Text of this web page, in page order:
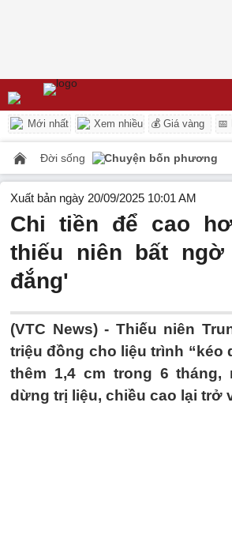
Mới nhất Xem nhiều 💰 Giá vàng 📅
Đời sống Chuyện bốn phương
Xuất bản ngày 20/09/2025 10:01 AM
Chi tiền để cao
thiếu niên bất ngờ
đắng'
(VTC News) - Thiếu niên
triệu đồng cho liệu trình “kéo
thêm 1,4 cm trong 6 tháng,
dừng trị liệu, chiều cao lại trở